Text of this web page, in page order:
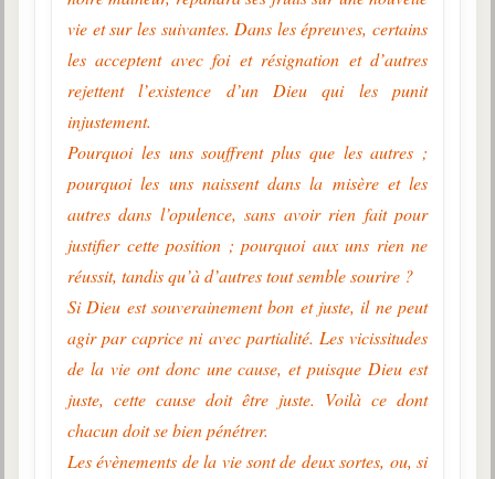
vie et sur les suivantes. Dans les épreuves, certains
les acceptent avec foi et résignation et d’autres
rejettent l’existence d’un Dieu qui les punit
injustement.
Pourquoi les uns souffrent plus que les autres ;
pourquoi les uns naissent dans la misère et les
autres dans l’opulence, sans avoir rien fait pour
justifier cette position ; pourquoi aux uns rien ne
réussit, tandis qu’à d’autres tout semble sourire ?
Si Dieu est souverainement bon et juste, il ne peut
agir par caprice ni avec partialité. Les vicissitudes
de la vie ont donc une cause, et puisque Dieu est
juste, cette cause doit être juste. Voilà ce dont
chacun doit se bien pénétrer.
Les évènements de la vie sont de deux sortes, ou, si